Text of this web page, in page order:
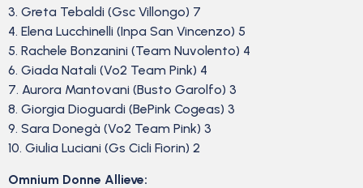
3. Greta Tebaldi (Gsc Villongo) 7
4. Elena Lucchinelli (Inpa San Vincenzo) 5
5. Rachele Bonzanini (Team Nuvolento) 4
6. Giada Natali (Vo2 Team Pink) 4
7. Aurora Mantovani (Busto Garolfo) 3
8. Giorgia Dioguardi (BePink Cogeas) 3
9. Sara Donegà (Vo2 Team Pink) 3
10. Giulia Luciani (Gs Cicli Fiorin) 2
Omnium Donne Allieve: